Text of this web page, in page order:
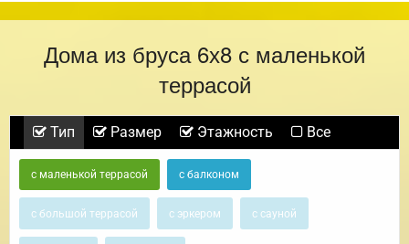
Дома из бруса 6х8 с маленькой
террасой
Тип Размер Этажность Все
с маленькой террасой с балконом
с большой террасой с эркером с сауной